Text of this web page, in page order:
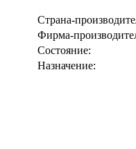
Страна-
Фирма-
Состояние:
Назначение: